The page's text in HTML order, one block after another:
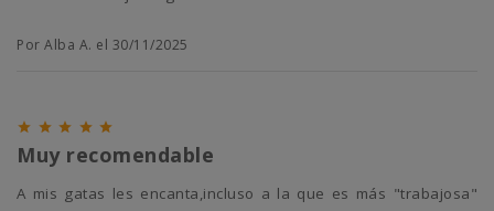
Por Alba A. el 30/11/2025
    
Muy recomendable
A mis gatas les encanta,incluso a la que es más "trabajosa"